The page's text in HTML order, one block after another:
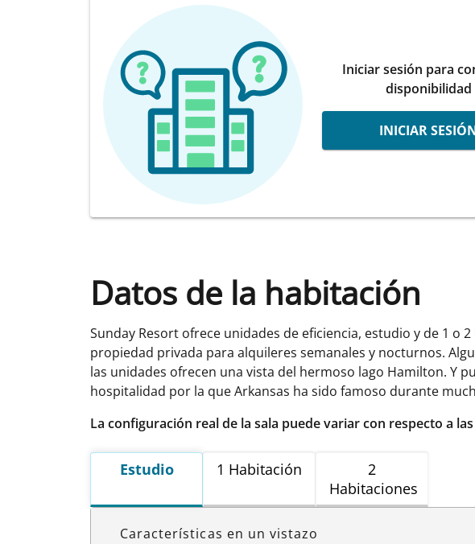
Iniciar sesión para
disponibilidad
INICIAR
Datos de la habitación
Sunday Resort ofrece unidades de eficiencia, estudio y de 1
propiedad privada para alquileres semanales y nocturnos.
las unidades ofrecen una vista del hermoso lago Hamilton. Y
hospitalidad por la que Arkansas ha sido famoso durante
La configuración real de la sala puede variar con respecto a
Estudio 1 Habitación
2
Habitaciones
Características en un vistazo